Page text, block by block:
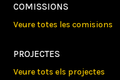
COMISSIONS
Veure totes les comisions
PROJECTES
Veure tots els projectes